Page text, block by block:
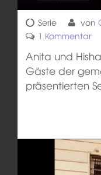
Serie von
1 Kommentar
Anita und
Gäste der
präsentierten